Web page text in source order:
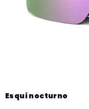
Esquí nocturno